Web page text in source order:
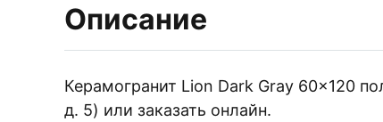
Описание
Керамогранит Lion Dark Gray 60×120
д. 5) или заказать онлайн.